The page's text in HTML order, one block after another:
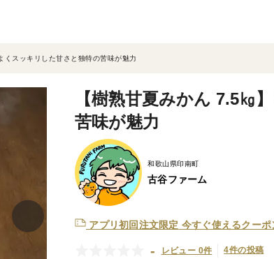
くスッキリした甘さと独特の苦味が魅力
【樹熟甘夏みかん 7.5㎏
苦味が魅力
和歌山県印南町
古谷ファーム
アプリ初回注文限定 今すぐ使えるクー
- レビュー 0件 4件の投稿